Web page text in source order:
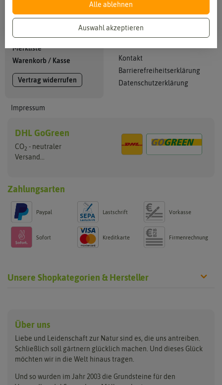
Registrieren
Merkliste
Warenkorb / Kasse
Vertrag widerrufen
Impressum
Info
Kataloge
Zahlung + Versand
Kontakt
Barrierefreiheitserklärung
Datenschutzerklärung
DHL GoGreen
CO2 - neutraler
Versand...
Zahlungsarten
Paypal Lastschrift Vorkasse
Sofort Kreditkarte Firmenrechnung
Unsere Shopkategorien & Hersteller
Anzuchtschalen
Beleuchtung
Folien, Vliese und Netze
Keimsprossen
Saatgut für Werbezwecke
Samen-Sets
Benary
Buzzy Seeds
Clever Pots
Dürr-Samen
FLORTUS
Greenline
Grüne Oase
Über uns
Liebe und Leidenschaft zur Natur sind es, die uns antreiben.
Schließlich soll gärtnern glücklich machen. Und dieses Glück
möchten wir in die Welt hinaus tragen.
Und so wurden im Jahr 2003 die Grundsteine für den
Alle ablehnen
Auswahl akzeptieren